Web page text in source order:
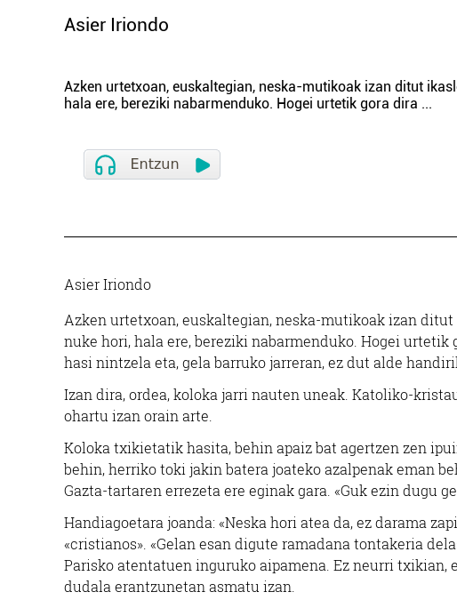
Asier Iriondo
Azken urtetxoan, euskaltegian, neska-mutikoak izan ditut
hala ere, bereziki nabarmenduko. Hogei urtetik gora dira ...
Asier Iriondo
Azken urtetxoan, euskaltegian, neska-mutikoak izan
nuke hori, hala ere, bereziki nabarmenduko. Hogei
hasi nintzela eta, gela barruko jarreran, ez dut alde
Izan dira, ordea, koloka jarri nauten uneak. Katoliko-
ohartu izan orain arte.
Koloka txikietatik hasita, behin apaiz bat agertzen zen
behin, herriko toki jakin batera joateko azalpenak eman
Gazta-tartaren errezeta ere eginak gara. «Guk ezin dugu
Handiagoetara joanda: «Neska hori atea da, ez darama
«cristianos». «Gelan esan digute ramadana tontakeria
Parisko atentatuen inguruko aipamena. Ez neurri txikian,
dudala erantzunetan asmatu izan.